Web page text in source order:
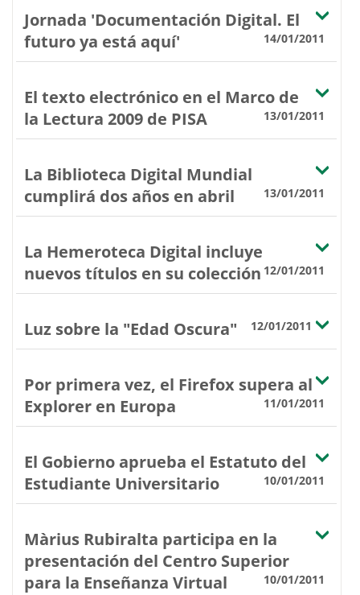
Jornada 'Documentación Digital. El
futuro ya está aquí'
14/01/2011
El texto electrónico en el Marco de
la Lectura 2009 de PISA
13/01/2011
La Biblioteca Digital Mundial
cumplirá dos años en abril
13/01/2011
La Hemeroteca Digital incluye
nuevos títulos en su colección 12/01/2011
Luz sobre la "Edad Oscura" 12/01/2011
Por primera vez, el Firefox supera al
Explorer en Europa
11/01/2011
El Gobierno aprueba el Estatuto del
Estudiante Universitario
10/01/2011
Màrius Rubiralta participa en la
presentación del Centro Superior
para la Enseñanza Virtual
10/01/2011